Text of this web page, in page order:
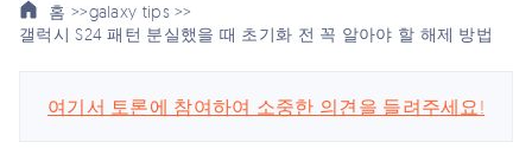
홈 >>galaxy tips >>
갤럭시 S24 패턴 분실했을 때 초기화 전 꼭 알아야 할 해제 방법
여기서 토론에 참여하여 소중한 의견을 들려주세요!